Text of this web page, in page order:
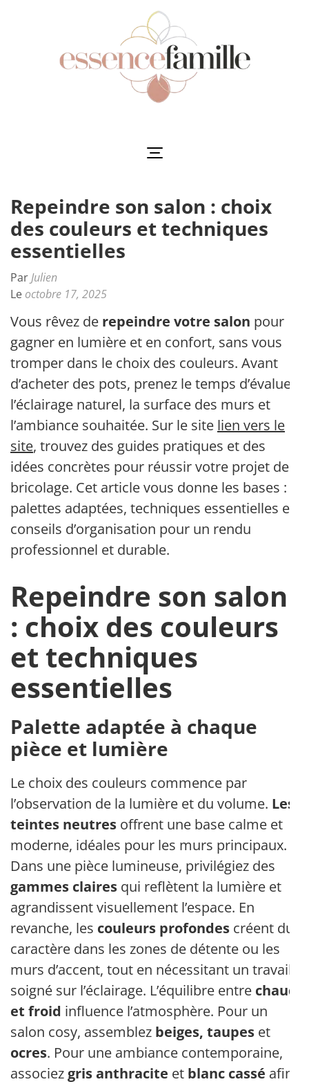
Repeindre son salon : choix
des couleurs et techniques
essentielles
ParJulien
Le octobre 17, 2025
Vous rêvez de repeindre votre salon pour
gagner en lumière et en confort, sans vous
tromper dans le choix des couleurs. Avant
d’acheter des pots, prenez le temps d’évaluer
l’éclairage naturel, la surface des murs et
l’ambiance souhaitée. Sur le site lien vers le
site, trouvez des guides pratiques et des
idées concrètes pour réussir votre projet de
bricolage. Cet article vous donne les bases :
palettes adaptées, techniques essentielles et
conseils d’organisation pour un rendu
professionnel et durable.
Repeindre son salon
: choix des couleurs
et techniques
essentielles
Palette adaptée à chaque
pièce et lumière
Le choix des couleurs commence par
l’observation de la lumière et du volume. Les
teintes neutres offrent une base calme et
moderne, idéales pour les murs principaux.
Dans une pièce lumineuse, privilégiez des
gammes claires qui reflètent la lumière et
agrandissent visuellement l’espace. En
revanche, les couleurs profondes créent du
caractère dans les zones de détente ou les
murs d’accent, tout en nécessitant un travail
soigné sur l’éclairage. L’équilibre entre chaud
et froid influence l’atmosphère. Pour un
salon cosy, assemblez beiges, taupes et
ocres. Pour une ambiance contemporaine,
associez gris anthracite et blanc cassé afin